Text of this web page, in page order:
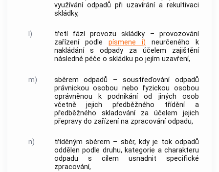
využívání odpadů při uzavírání a rekultivaci
skládky,
l) třetí fází provozu skládky – provozování
zařízenípodle písmene i) neurčeného k
nakládání s odpadyza účelem zajištění
následné péče o skládku po jejím uzavření,
m) sběrem odpadů – soustřeďování odpadů
právnickou osobou nebo fyzickou osobou
oprávněnou k podnikání od jiných osob
včetně jejich předběžného třídění a
předběžného skladování za účelem jejich
přepravy do zařízenína zpracování odpadu,
n) tříděným sběrem – sběr, kdy je tok odpadů
oddělen podle druhu, kategorie a charakteru
odpadu s cílem usnadnit specifické
zpracování,